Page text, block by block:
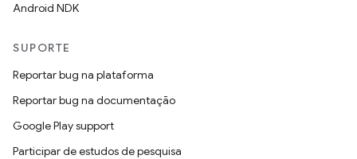
Android NDK
SUPORTE
Reportar bug na plataforma
Reportar bug na documentação
Google Play support
Participar de estudos de pesquisa